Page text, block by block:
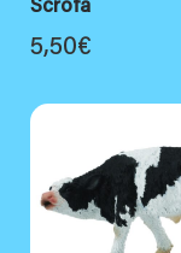
Scrofa
5,50€